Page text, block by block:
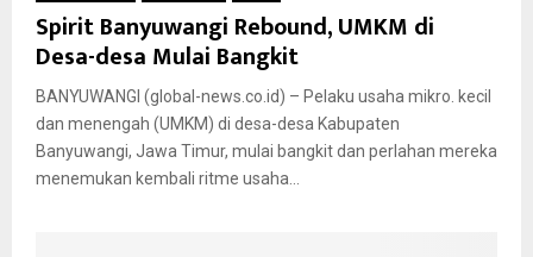
Spirit Banyuwangi Rebound, UMKM di
Desa-desa Mulai Bangkit
BANYUWANGI (global-news.co.id) – Pelaku usaha mikro. kecil
dan menengah (UMKM) di desa-desa Kabupaten
Banyuwangi, Jawa Timur, mulai bangkit dan perlahan mereka
menemukan kembali ritme usaha...